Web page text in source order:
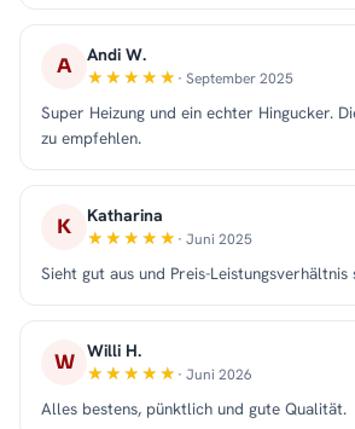
A Andi W.
· September 2025
Super Heizung und ein echter Hingucker.
zu empfehlen.
K Katharina
· Juni 2025
Sieht gut aus und Preis-Leistungsverhältnis
W Willi H.
· Juni 2026
Alles bestens, pünktlich und gute Qualität.